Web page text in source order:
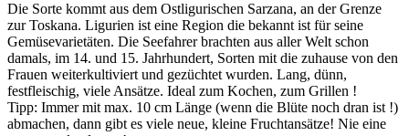
Die Sorte kommt aus dem Ostligurischen Sarzana, an der Grenze
zur Toskana. Ligurien ist eine Region die bekannt ist für seine
Gemüsevarietäten. Die Seefahrer brachten aus aller Welt schon
damals, im 14. und 15. Jahrhundert, Sorten mit die zuhause von den
Frauen weiterkultiviert und gezüchtet wurden. Lang, dünn,
festfleischig, viele Ansätze. Ideal zum Kochen, zum Grillen !
Tipp: Immer mit max. 10 cm Länge (wenn die Blüte noch dran ist !)
abmachen, dann gibt es viele neue, kleine Fruchtansätze! Nie eine